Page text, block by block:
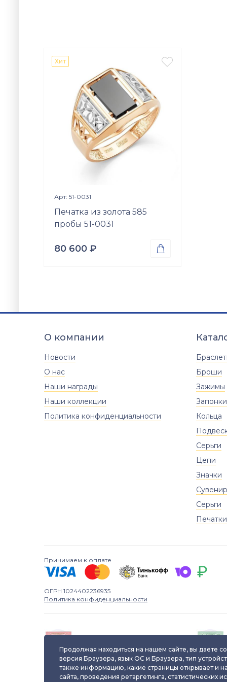
Хит 
Арт: 51-0031
Печатка из золота 585
пробы 51-0031
80 600 ₽ 
Вставки
Размер
20
22.5
О компании
Новости
О нас
Наши награды
Наши коллекции
Политика конфиденциальности
Броши
Зажимы
Запонки
Кольца
Серьги
Цепи
Значки
Серьги
Печатки
Принимаем к оплате
ОГРН 1024402236935
Политика конфиденциальности
ювелирного изделия
Продолжая находиться на нашем сайте, вы даете
версия Браузера, язык ОС и Браузера, тип
также информацию, какие страницы открывает и
сайта, проведения ретаргетинга, статистических